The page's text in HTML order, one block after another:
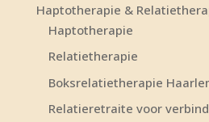
Haptotherapie &
Haptotherapie
Relatietherapie
Boksrelatietherapie
Relatieretraite voor